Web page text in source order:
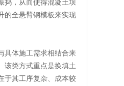
捣，从而使得混凝土坝
的全悬臂钢模板来实现
具体施工需求相结合来
该类方式重点是换填土
于其工序复杂、成本较